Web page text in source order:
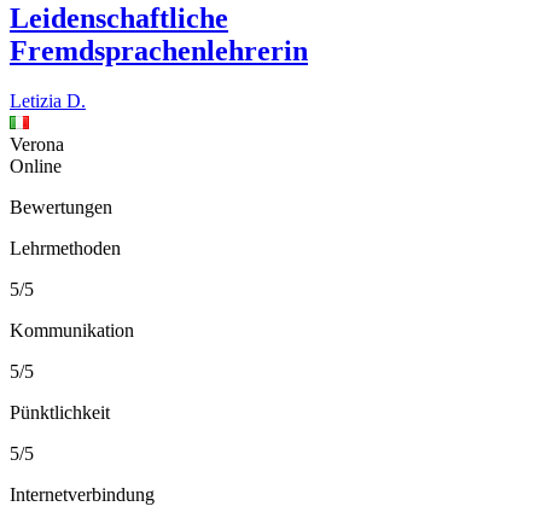
Leidenschaftliche
Fremdsprachenlehrerin
Letizia D.
Verona
Online
Bewertungen
Lehrmethoden
5/5
Kommunikation
5/5
Pünktlichkeit
5/5
Internetverbindung